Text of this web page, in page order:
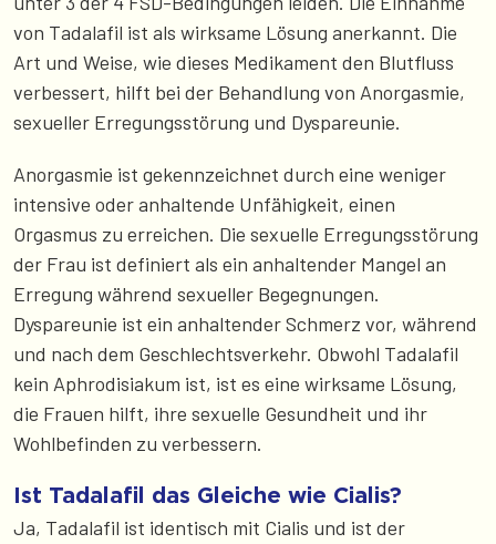
von Tadalafil ist als wirksame Lösung anerkannt. Die
Art und Weise, wie dieses Medikament den Blutfluss
verbessert, hilft bei der Behandlung von Anorgasmie,
sexueller Erregungsstörung und Dyspareunie.
Anorgasmie ist gekennzeichnet durch eine weniger
intensive oder anhaltende Unfähigkeit, einen
Orgasmus zu erreichen. Die sexuelle Erregungsstörung
der Frau ist definiert als ein anhaltender Mangel an
Erregung während sexueller Begegnungen.
Dyspareunie ist ein anhaltender Schmerz vor, während
und nach dem Geschlechtsverkehr. Obwohl Tadalafil
kein Aphrodisiakum ist, ist es eine wirksame Lösung,
die Frauen hilft, ihre sexuelle Gesundheit und ihr
Wohlbefinden zu verbessern.
Ist Tadalafil das Gleiche wie Cialis?
Ja, Tadalafil ist identisch mit Cialis und ist der